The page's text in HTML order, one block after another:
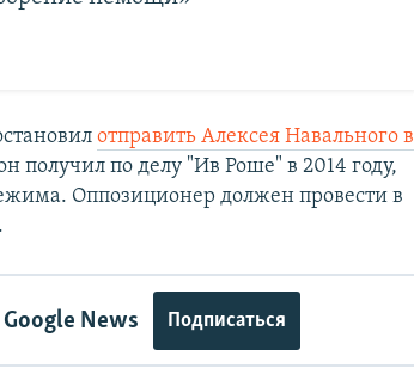
отправить Алексея Навального в
получил по делу "Ив Роше" в 2014 году,
Оппозиционер должен провести в
News Подписаться